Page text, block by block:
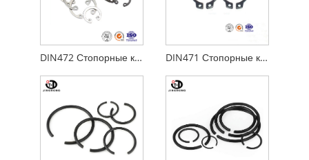
DIN472 Стопорные кольца для отверстий DIN471 Стопорные кольца для вала